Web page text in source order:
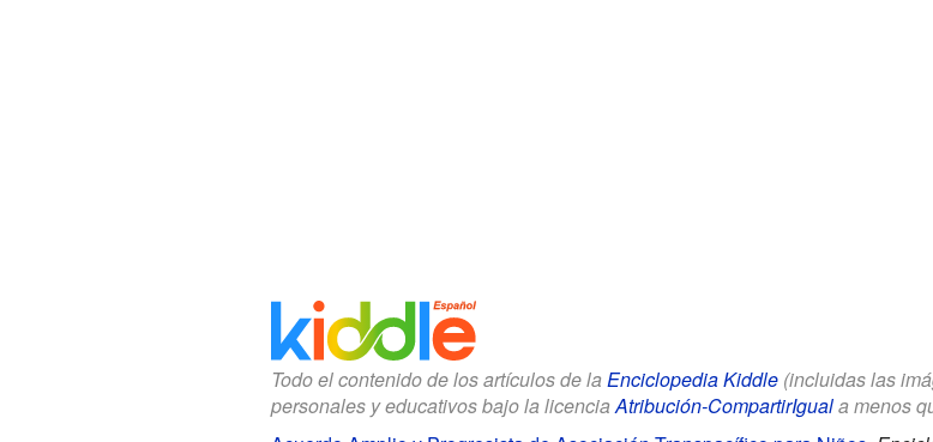
Todo el contenido de los artículos de la Enciclopedia Kiddle(incluidas las
personales y educativos bajo la licenciaAtribución-CompartirIguala menos